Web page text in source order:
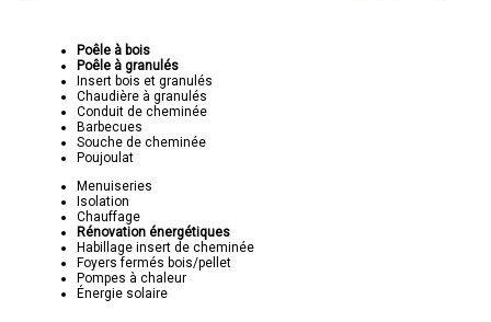
Poêle à bois
Poêle à granulés
Insert bois et granulés
Chaudière à granulés
Conduit de cheminée
Barbecues
Souche de cheminée
Poujoulat
Menuiseries
Isolation
Chauffage
Rénovation énergétiques
Habillage insert de cheminée
Foyers fermés bois/pellet
Pompes à chaleur
Énergie solaire